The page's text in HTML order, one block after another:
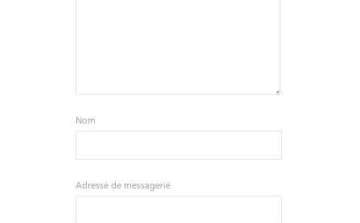
Nom
Adresse de messagerie